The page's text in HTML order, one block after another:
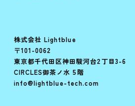
株式会社 Lightblue
〒101-0062
東京都千代田区神田駿河台2丁目3-6
CIRCLES御茶ノ水 5階
info@lightblue-tech.com